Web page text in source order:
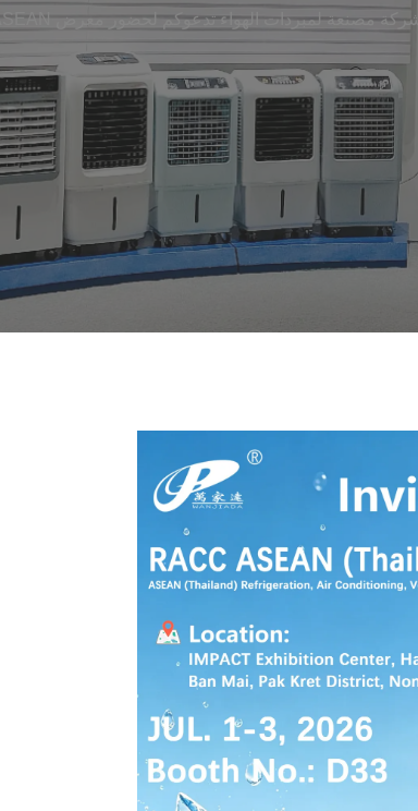
شركة مصنعة لمبردات الهواء تدعوكم لحضور معرض RACC ASEAN تايلاند 2026